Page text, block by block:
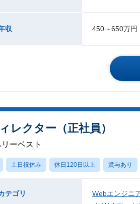
収 450～650万円
レクター（正社員）
ーベスト
土日祝休み 休日120日以上 賞与あり
テゴリ
Webエンジニ